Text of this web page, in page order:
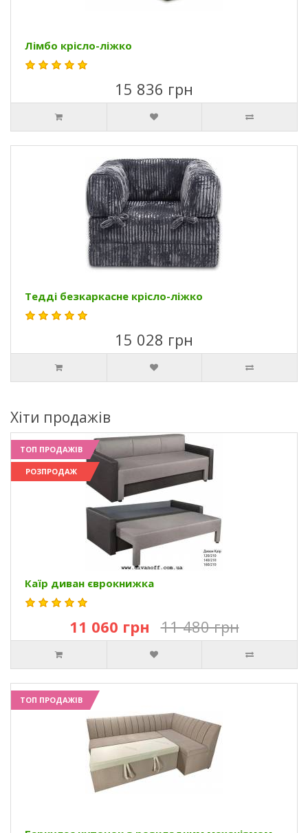
Лімбо крісло-ліжко
15 836 грн
Тедді безкаркасне крісло-ліжко
15 028 грн
Хіти продажів
ТОП ПРОДАЖІВ
РОЗПРОДАЖ
Каїр диван єврокнижка
11 060 грн 11 480 грн
ТОП ПРОДАЖІВ